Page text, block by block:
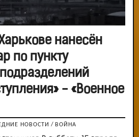
нанесён
по пункту
- «Военное
НОВОСТИ / ВОЙНА